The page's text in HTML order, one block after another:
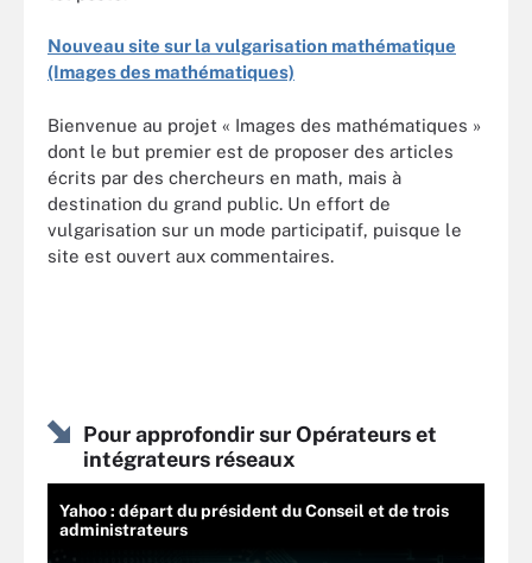
Nouveau site sur la vulgarisation mathématique
(Images des mathématiques)
Bienvenue au projet « Images des mathématiques »
dont le but premier est de proposer des articles
écrits par des chercheurs en math, mais à
destination du grand public. Un effort de
vulgarisation sur un mode participatif, puisque le
site est ouvert aux commentaires.
Pour approfondir sur Opérateurs et
intégrateurs réseaux
Yahoo : départ du président du Conseil et de trois
administrateurs